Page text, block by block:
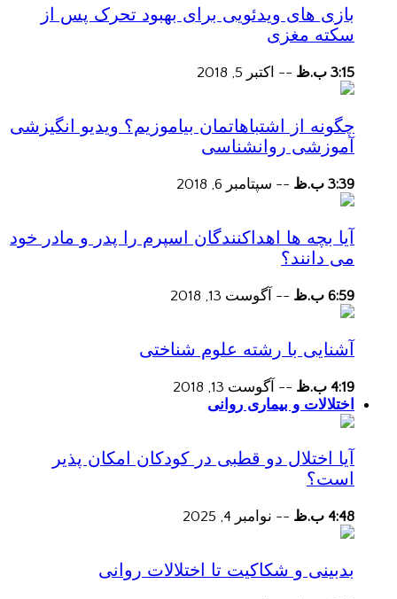
بازی های ویدئویی برای بهبود تحرک پس از
سکته مغزی
3:15 ب.ظ -- اکتبر 5, 2018
چگونه از اشتباهاتمان بیاموزیم؟ ویدیو انگیزشی
آموزشی روانشناسی
3:39 ب.ظ -- سپتامبر 6, 2018
آیا بچه ها اهداکنندگان اسپرم را پدر و مادر خود
می دانند؟
6:59 ب.ظ -- آگوست 13, 2018
آشنایی با رشته علوم شناختی
4:19 ب.ظ -- آگوست 13, 2018
اختلالات و بیماری روانی
آیا اختلال دو قطبی در کودکان امکان پذیر
است؟
4:48 ب.ظ -- نوامبر 4, 2025
بدبینی و شکاکیت تا اختلالات روانی